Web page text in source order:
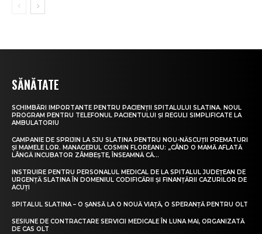
SĂNĂTATE
SCHIMBĂRI IMPORTANTE PENTRU PACIENȚII SPITALULUI SLATINA. NOUL
PROGRAM PENTRU TELEFONUL PACIENTULUI ȘI REGULI SIMPLIFICATE LA
AMBULATORIU
CAMPANIE DE SPRIJIN LA SJU SLATINA PENTRU NOU-NĂSCUȚII PREMATURI
ȘI MAMELE LOR. MANAGERUL COSMIN FLOREANU: „CÂND O MAMĂ AFLATĂ
LÂNGĂ INCUBATOR ZÂMBEȘTE, ÎNSEAMNĂ CĂ...
INSTRUIRE PENTRU PERSONALUL MEDICAL DE LA SPITALUL JUDEȚEAN DE
URGENȚĂ SLATINA ÎN DOMENIUL CODIFICĂRII ȘI FINANȚĂRII CAZURILOR DE
ACUȚI
SPITALUL SLATINA – O ȘANSĂ LA O NOUĂ VIAȚĂ, O SPERANȚĂ PENTRU OLT
SESIUNE DE CONTRACTARE SERVICII MEDICALE ÎN LUNA MAI, ORGANIZATĂ
DE CAS OLT